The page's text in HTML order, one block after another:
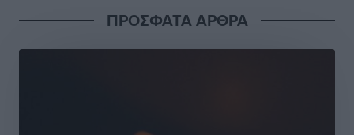
ΠΡΟΣΦΑΤΑ ΑΡΘΡΑ